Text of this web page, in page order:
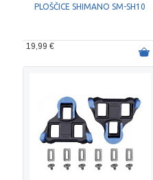
PLOŠČICE SHIMANO SM-SH10
19,99 €